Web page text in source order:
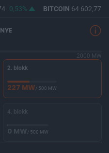
0,53% BITCOIN64 602,77
2000 MW
2. blokk
227 MW/ 500 MW
4. blokk
0 MW/ 500 MW